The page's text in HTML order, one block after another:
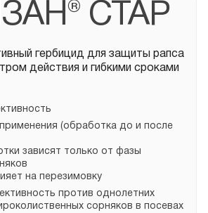
СТАР
гербицид для защиты рапса
действия и гибкими сроками
применения (обработка до и после
зависят только от фазы
на перезимовку
против однолетних
сорняков в посевах